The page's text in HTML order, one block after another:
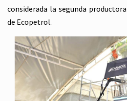
considerada la segunda
de Ecopetrol.